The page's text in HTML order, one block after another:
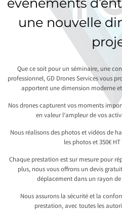
une nouvelle
Que ce soit pour un séminaire, une
professionnel, GD Drones Services vous
apportent une dimension moderne
Nos drones capturent vos moments
en valeur l’ampleur de vos
Nous réalisons des photos et vidéos de
les photos et 350€
Chaque prestation est sur mesure pour
plus, nous vous offrons un devis
déplacement dans un rayon
Nous assurons la sécurité et la
prestation, avec toutes les